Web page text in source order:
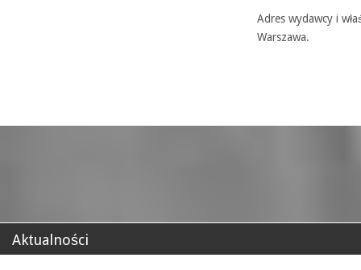
Adres wydawcy i
Warszawa.
Aktualności